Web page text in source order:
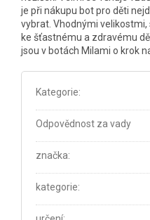
je při nákupu bot pro děti
vybrat. Vhodnými
ke šťastnému a zdravému
jsou v botách Milami o krok
Kategorie:
Odpovědnost za vady
značka:
kategorie: